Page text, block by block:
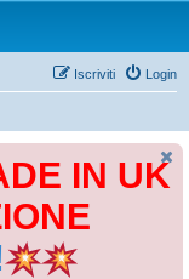
Login
Iscriviti
IN UK